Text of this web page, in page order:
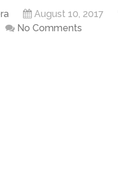
August 10, 2017
No Comments